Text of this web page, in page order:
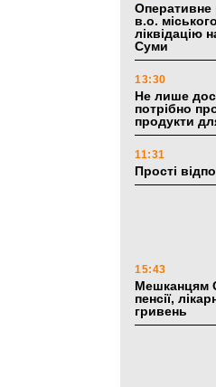
Оперативне
в.о.
ліквідацію
Суми
13:30
Не лише
потрібно
продукти
11:31
Прості
15:43
Мешканцям
пенсії,
гривень